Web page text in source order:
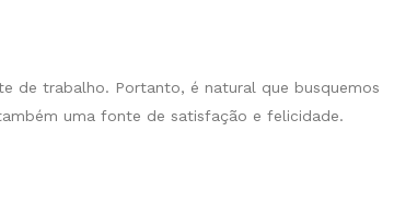
de trabalho. Portanto, é natural que busquemos
uma fonte de satisfação e felicidade.